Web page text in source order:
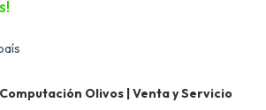
Olivos | Venta y Servicio